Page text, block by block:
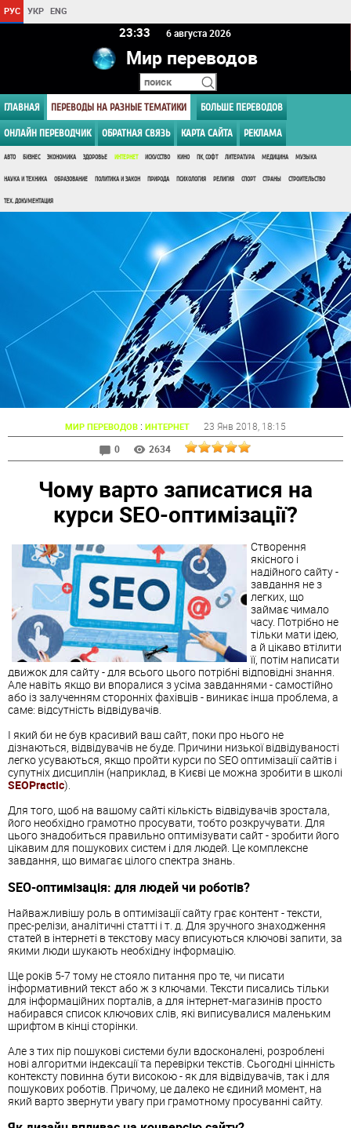
РУС УКР ENG
23 33 6 августа 2026
Мир переводов
ГЛАВНАЯ ПЕРЕВОДЫ НА РАЗНЫЕ ТЕМАТИКИ БОЛЬШЕ ПЕРЕВОДОВ
ОНЛАЙН ПЕРЕВОДЧИК ОБРАТНАЯ СВЯЗЬ КАРТА САЙТА РЕКЛАМА
АВТО БИЗНЕС ЭКОНОМИКА ЗДОРОВЬЕ ИНТЕРНЕТ ИСКУССТВО КИНО ПК, СОФТ ЛИТЕРАТУРА МЕДИЦИНА МУЗЫКА
НАУКА И ТЕХНИКА ОБРАЗОВАНИЕ ПОЛИТИКА И ЗАКОН ПРИРОДА ПСИХОЛОГИЯ РЕЛИГИЯ СПОРТ СТРАНЫ СТРОИТЕЛЬСТВО
ТЕХ. ДОКУМЕНТАЦИЯ
МИР ПЕРЕВОДОВ : ИНТЕРНЕТ 23 Янв 2018 , 18:15
0
2634
Чому варто записатися на
курси SEO-оптимізації?
Створення
якісного і
надійного сайту -
завдання не з
легких, що
займає чимало
часу. Потрібно не
тільки мати ідею,
а й цікаво втілити
її, потім написати
движок для сайту - для всього цього потрібні відповідні знання.
Але навіть якщо ви впоралися з усіма завданнями - самостійно
або із залученням сторонніх фахівців - виникає інша проблема, а
саме: відсутність відвідувачів.
І який би не був красивий ваш сайт, поки про нього не
дізнаються, відвідувачів не буде. Причини низької відвідуваності
легко усуваються, якщо пройти курси по SEO оптимізації сайтів і
супутніх дисциплін (наприклад, в Києві це можна зробити в школі
SEOPractic).
Для того, щоб на вашому сайті кількість відвідувачів зростала,
його необхідно грамотно просувати, тобто розкручувати. Для
цього знадобиться правильно оптимізувати сайт - зробити його
цікавим для пошукових систем і для людей. Це комплексне
завдання, що вимагає цілого спектра знань.
SEO-оптимізація: для людей чи роботів?
Найважливішу роль в оптимізації сайту грає контент - тексти,
прес-релізи, аналітичні статті і т. д. Для зручного знаходження
статей в інтернеті в текстову масу вписуються ключові запити, за
якими люди шукають необхідну інформацію.
Ще років 5-7 тому не стояло питання про те, чи писати
інформативний текст або ж з ключами. Тексти писались тільки
для інформаційних порталів, а для інтернет-магазинів просто
набирався список ключових слів, які виписувалися маленьким
шрифтом в кінці сторінки.
Але з тих пір пошукові системи були вдосконалені, розроблені
нові алгоритми індексації та перевірки текстів. Сьогодні цінність
контексту повинна бути високою - як для відвідувачів, так і для
пошукових роботів. Причому, це далеко не єдиний момент, на
який варто звернути увагу при грамотному просуванні сайту.